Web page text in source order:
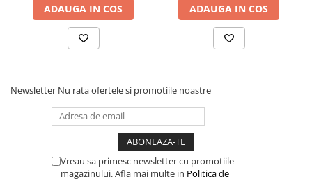
ADAUGA IN COS ADAUGA IN COS
Newsletter Nu rata ofertele si promotiile noastre
Vreau sa primesc newsletter cu promotiile
magazinului. Afla mai multe in Politica de